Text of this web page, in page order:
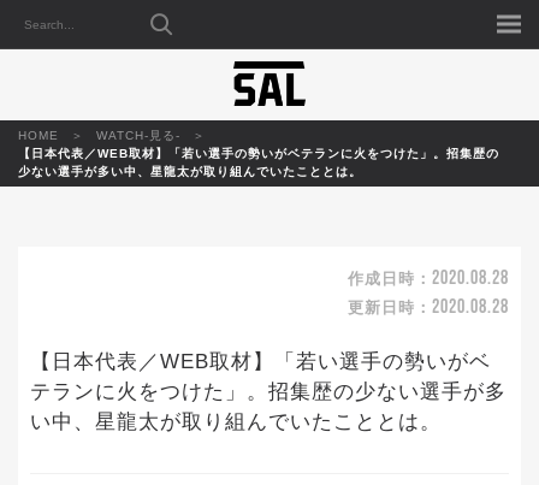
HOME
WATCH-見る-
【日本代表／WEB取材】「若い選手の勢いがベテランに火をつけた」。招集歴の
少ない選手が多い中、星龍太が取り組んでいたこととは。
作成日時： 2020.08.28
更新日時： 2020.08.28
【日本代表／WEB取材】「若い選手の勢いがベ
テランに火をつけた」。招集歴の少ない選手が多
い中、星龍太が取り組んでいたこととは。